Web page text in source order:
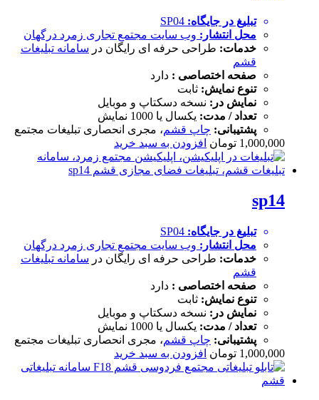
تبلیغ در جایگاه:
محل انتشار: وب سایت مجتمع تجاری زمرد درگهان
خدمات: طراحی حرفه ای رایگان در سامانه تبلیغات
قشم
صفحه اختصاصی : دارد
تنوع نمایش: ثابت
نمایش در: نسخه دسکتاپ و موبایل
تعداد / مدت: یکسال یا 1000 نمایش
پشتیبانی: چاپ قشم، مجری انحصاری تبلیغات مجتمع
1,000,000 تومان افزودن به سبد خرید
sp14
تبلیغ در جایگاه:
محل انتشار: وب سایت مجتمع تجاری زمرد درگهان
خدمات: طراحی حرفه ای رایگان در سامانه تبلیغات
قشم
صفحه اختصاصی : دارد
تنوع نمایش: ثابت
نمایش در: نسخه دسکتاپ و موبایل
تعداد / مدت: یکسال یا 1000 نمایش
پشتیبانی: چاپ قشم، مجری انحصاری تبلیغات مجتمع
1,000,000 تومان افزودن به سبد خرید